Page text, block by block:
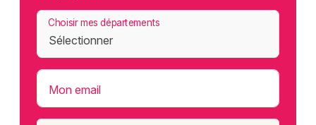
Choisir mes départements
Mon email